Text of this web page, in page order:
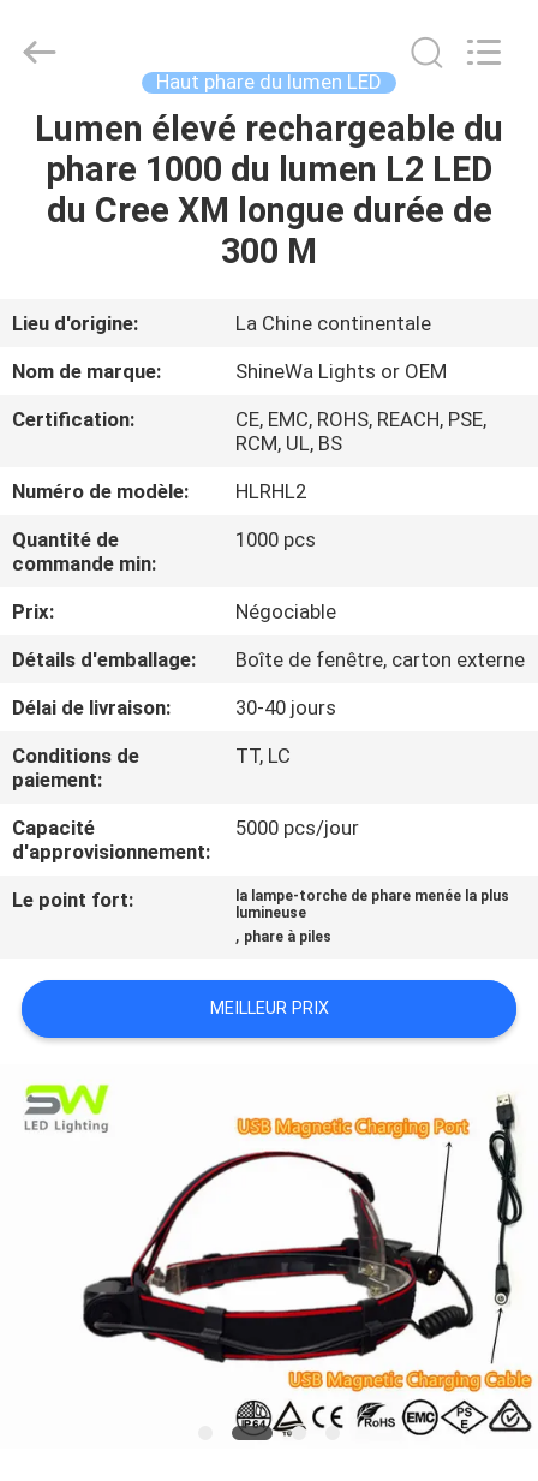
MAISON
VIDÉOS
À
PROPOS
DE
NOUS
DE
L'USINE
CONTRÔLE
DE
QUALITÉ
NOUS
CONTACTER
NOUVELLES
AFFAIRES
PLAN
International
Trade
Reserved.
Haut phare du lumen LED
Lumen élevé rechargeable du
phare 1000 du lumen L2 LED
du Cree XM longue durée de
300 M
Lieu d'origine:
La Chine continentale
Nom de marque:
ShineWa Lights or OEM
Certification:
CE, EMC, ROHS, REACH, PSE,
RCM, UL, BS
Numéro de modèle:
HLRHL2
Quantité de
commande min:
1000 pcs
Prix:
Négociable
Détails d'emballage:
Boîte de fenêtre, carton externe
Délai de livraison:
30-40 jours
Conditions de
paiement:
TT, LC
Capacité
d'approvisionnement:
5000 pcs/jour
Le point fort:
la lampe-torche de phare menée la plus
lumineuse
, phare à piles
MEILLEUR PRIX